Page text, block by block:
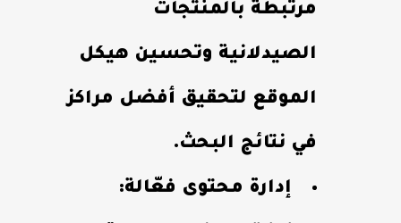
مرتبطة بالمنتجات
الصيدلانية وتحسين هيكل
الموقع لتحقيق أفضل مراكز
في نتائج البحث.
إدارة محتوى فعّالة: